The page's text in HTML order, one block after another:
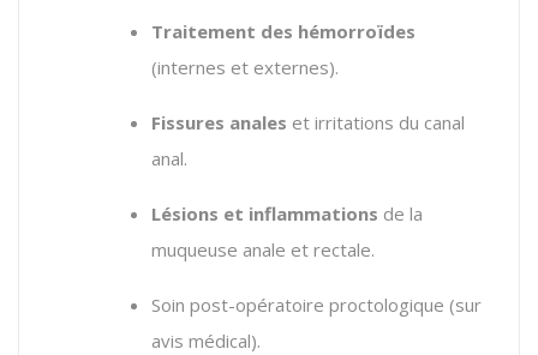
Traitement des hémorroïdes
(internes et externes).
Fissures anales et irritations du canal
anal.
Lésions et inflammations de la
muqueuse anale et rectale.
Soin post-opératoire proctologique (sur
avis médical).